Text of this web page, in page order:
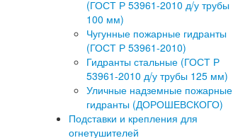
(ГОСТ Р 53961-2010 д/у трубы
100 мм)
Чугунные пожарные гидранты
(ГОСТ Р 53961-2010)
Гидранты стальные (ГОСТ Р
53961-2010 д/у трубы 125 мм)
Уличные надземные пожарные
гидранты (ДОРОШЕВСКОГО)
Подставки и крепления для
огнетушителей